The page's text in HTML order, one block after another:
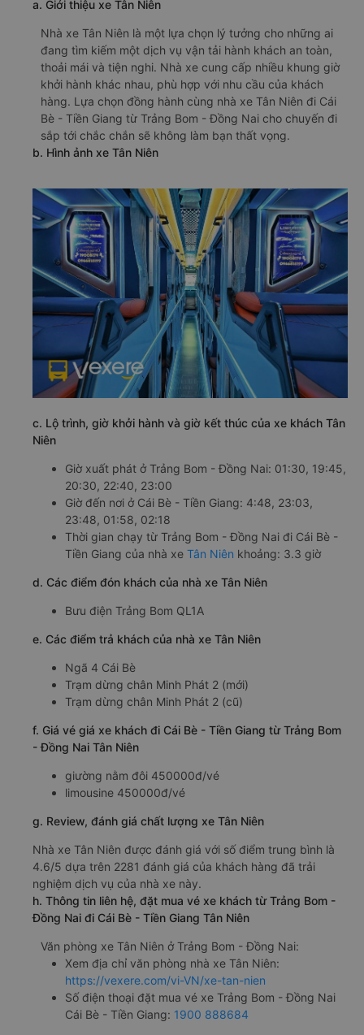
a. Giới thiệu xe Tân Niên
Nhà xe Tân Niên là một lựa chọn lý tưởng cho những ai
đang tìm kiếm một dịch vụ vận tải hành khách an toàn,
thoải mái và tiện nghi. Nhà xe cung cấp nhiều khung giờ
khởi hành khác nhau, phù hợp với nhu cầu của khách
hàng. Lựa chọn đồng hành cùng nhà xe Tân Niên đi Cái
Bè - Tiền Giang từ Trảng Bom - Đồng Nai cho chuyến đi
sắp tới chắc chắn sẽ không làm bạn thất vọng.
b. Hình ảnh xe Tân Niên
c. Lộ trình, giờ khởi hành và giờ kết thúc của xe khách Tân
Niên
Giờ xuất phát ở Trảng Bom - Đồng Nai: 01:30, 19:45,
20:30, 22:40, 23:00
Giờ đến nơi ở Cái Bè - Tiền Giang: 4:48, 23:03,
23:48, 01:58, 02:18
Thời gian chạy từ Trảng Bom - Đồng Nai đi Cái Bè -
Tiền Giang của nhà xe Tân Niên khoảng: 3.3 giờ
d. Các điểm đón khách của nhà xe Tân Niên
Bưu điện Trảng Bom QL1A
e. Các điểm trả khách của nhà xe Tân Niên
Ngã 4 Cái Bè
Trạm dừng chân Minh Phát 2 (mới)
Trạm dừng chân Minh Phát 2 (cũ)
f. Giá vé giá xe khách đi Cái Bè - Tiền Giang từ Trảng Bom
- Đồng Nai Tân Niên
giường nằm đôi 450000đ/vé
limousine 450000đ/vé
g. Review, đánh giá chất lượng xe Tân Niên
Nhà xe Tân Niên được đánh giá với số điểm trung bình là
4.6/5 dựa trên 2281 đánh giá của khách hàng đã trải
nghiệm dịch vụ của nhà xe này.
h. Thông tin liên hệ, đặt mua vé xe khách từ Trảng Bom -
Đồng Nai đi Cái Bè - Tiền Giang Tân Niên
Văn phòng xe Tân Niên ở Trảng Bom - Đồng Nai:
Xem địa chỉ văn phòng nhà xe Tân Niên:
https://vexere.com/vi-VN/xe-tan-nien
Số điện thoại đặt mua vé xe Trảng Bom - Đồng Nai
Cái Bè - Tiền Giang: 1900 888684